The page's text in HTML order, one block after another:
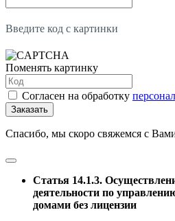
Введите код с картинки
Поменять картинку
Согласен на обработку
Заказать
Спасибо, мы скоро свяжемся с
Статья 14.1.3.
деятельности по
домами без лицензии